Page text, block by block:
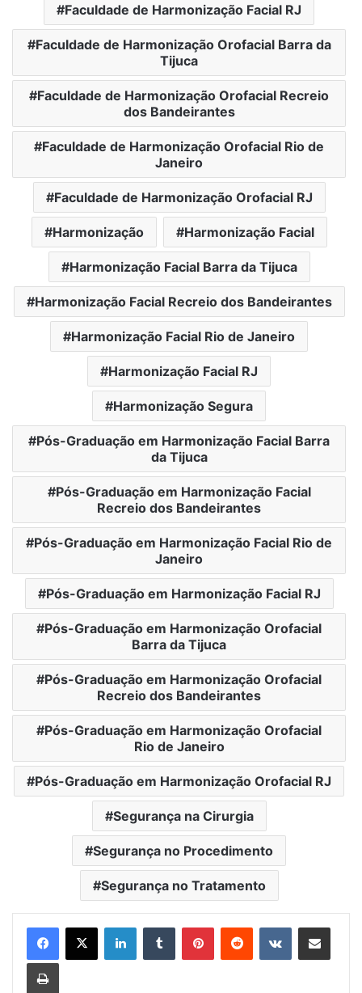
Faculdade de Harmonização Facial RJ
Faculdade de Harmonização Orofacial Barra da
Tijuca
Faculdade de Harmonização Orofacial Recreio
dos Bandeirantes
Faculdade de Harmonização Orofacial Rio de
Janeiro
Faculdade de Harmonização Orofacial RJ
Harmonização Harmonização Facial
Harmonização Facial Barra da Tijuca
Harmonização Facial Recreio dos Bandeirantes
Harmonização Facial Rio de Janeiro
Harmonização Facial RJ
Harmonização Segura
Pós-Graduação em Harmonização Facial Barra
da Tijuca
Pós-Graduação em Harmonização Facial
Recreio dos Bandeirantes
Pós-Graduação em Harmonização Facial Rio de
Janeiro
Pós-Graduação em Harmonização Facial RJ
Pós-Graduação em Harmonização Orofacial
Barra da Tijuca
Pós-Graduação em Harmonização Orofacial
Recreio dos Bandeirantes
Pós-Graduação em Harmonização Orofacial
Rio de Janeiro
Pós-Graduação em Harmonização Orofacial RJ
Segurança na Cirurgia
Segurança no Procedimento
Segurança no Tratamento
LinkedinTumblr PinterestReddit VK Compartilhar via e-mail
Imprimir